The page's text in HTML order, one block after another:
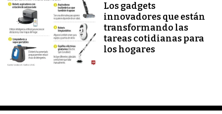
Los gadgets
innovadores que están
transformando las
tareas cotidianas para
los hogares